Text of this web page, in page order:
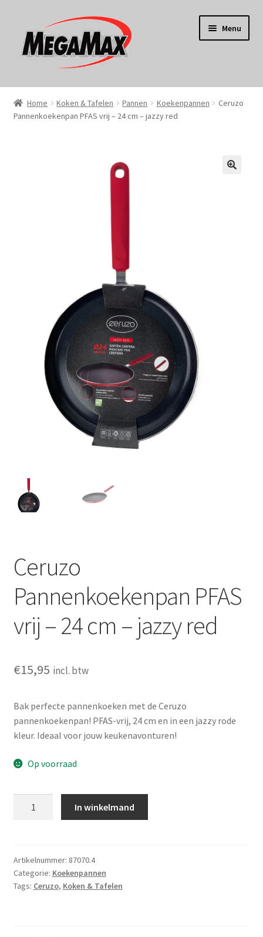
door
naar
naar
de
Menu
Home
KERST
Persoonlijke Verzorging
Elektronica
Speelgoed
Home Koken & Tafelen Pannen Koekenpannen
Ceruzo
Pannenkoekenpan PFAS vrij – 24 cm – jazzy red
Ceruzo
Pannenkoekenpan PFAS
vrij – 24 cm – jazzy red
€15,95 incl. btw
Bak perfecte pannenkoeken met de Ceruzo
pannenkoekenpan! PFAS-vrij, 24 cm en in een jazzy rode
kleur. Ideaal voor jouw keukenavonturen!
Op voorraad
-
24
cm
In winkelmand
Artikelnummer: 87070.4
Categorie: Koekenpannen
Tags: Ceruzo, Koken & Tafelen